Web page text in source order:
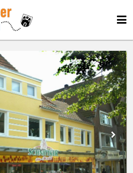
cookies
to improve this website and your
processed (e.g. IP addresses), e.g. B. for
or ad and content measurement. You can
use of your data in ourdata protection
adjust your selection at any time under